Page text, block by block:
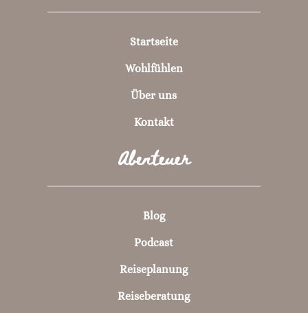
Startseite
Wohlfühlen
Über uns
Kontakt
Abenteuer
Blog
Podcast
Reiseplanung
Reiseberatung